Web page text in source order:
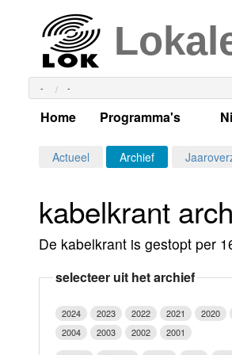
- -
Home Programma's
Alle dagen
Per dag
Luister LOK Live
Actueel Archief
kabelkrant
De kabelkrant is gestopt per
selecteer uit het archief
2024 2023 2022 2021 2020
2004
2003 2002
2001